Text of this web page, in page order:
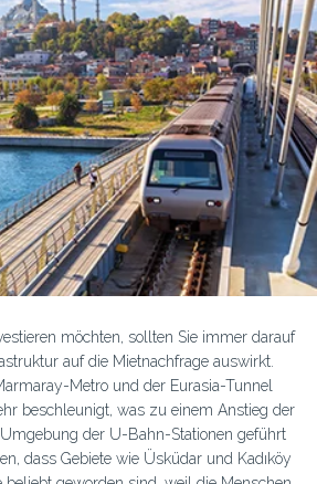
möchten, sollten Sie immer darauf
auf die Mietnachfrage auswirkt.
Metro und der Eurasia-Tunnel
beschleunigt, was zu einem Anstieg der
der U-Bahn-Stationen geführt
dass Gebiete wie Üsküdar und Kadıköy